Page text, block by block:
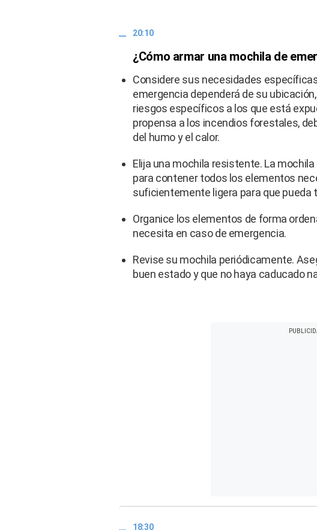
20:10
¿Cómo armar una mochila de
Considere sus necesidades
emergencia dependerá de su
riesgos específicos a los que está
propensa a los incendios forestales,
del humo y el calor.
Elija una mochila resistente. La
para contener todos los elementos
suficientemente ligera para que
Organice los elementos de forma
necesita en caso de emergencia.
Revise su mochila periódicamente.
buen estado y que no haya caducado
18:30